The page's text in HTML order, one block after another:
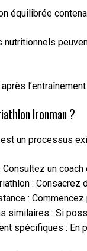
équilibrée
après
Ironman ?
est un processus
Consultez un
: Consacrez
:
similaires : Si
spécifiques :